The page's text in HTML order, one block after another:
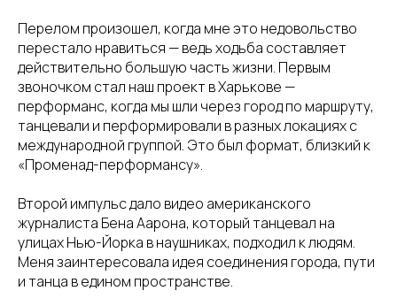
Перелом произошел, когда мне это недовольство
перестало нравиться — ведь ходьба составляет
действительно большую часть жизни. Первым
звоночком стал наш проект в Харькове —
перформанс, когда мы шли через город по маршруту,
танцевали и перформировали в разных локациях с
международной группой. Это был формат, близкий к
«Променад-перформансу».
Второй импульс дало видео американского
журналиста Бена Аарона, который танцевал на
улицах Нью-Йорка в наушниках, подходил к людям.
Меня заинтересовала идея соединения города, пути
и танца в едином пространстве.